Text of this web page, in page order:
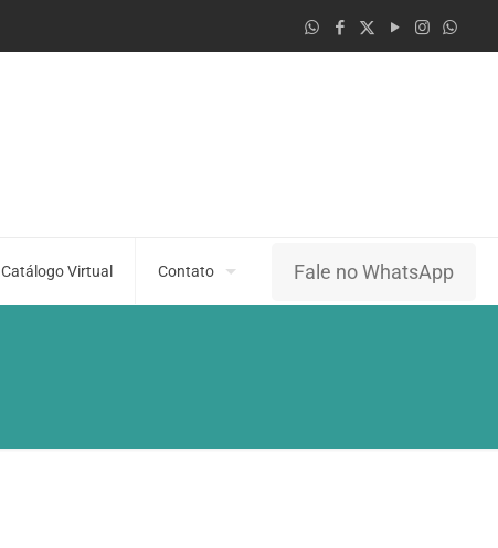
Catálogo Virtual Contato Fale no WhatsApp